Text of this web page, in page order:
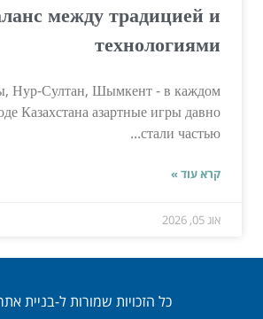
между традицией и
технологиями
Нур-Султан, Шымкент - в каждом
Казахстана азартные игры давно
стали частью...
קרא עוד »
אוג 05, 2026
כל הזכויות שמורות ל-בניית אתרים